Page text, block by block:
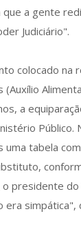
a gente
Judiciário".
colocado na
a
Público.
uma tabela
presidente do
simpática",